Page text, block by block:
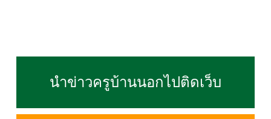
นำข่าวครูบ้านนอกไปติดเว็บ